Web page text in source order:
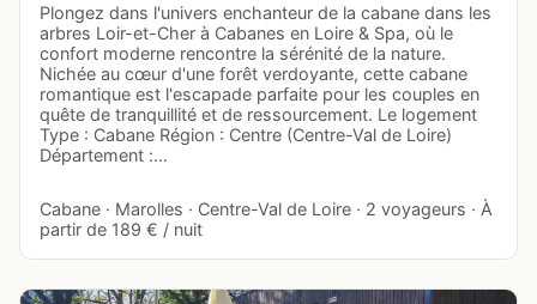
Plongez dans l'univers enchanteur de la cabane dans les
arbres Loir-et-Cher à Cabanes en Loire & Spa, où le
confort moderne rencontre la sérénité de la nature.
Nichée au cœur d'une forêt verdoyante, cette cabane
romantique est l'escapade parfaite pour les couples en
quête de tranquillité et de ressourcement. Le logement
Type : Cabane Région : Centre (Centre-Val de Loire)
Département :…
Cabane · Marolles · Centre-Val de Loire · 2 voyageurs · À
partir de 189 € / nuit